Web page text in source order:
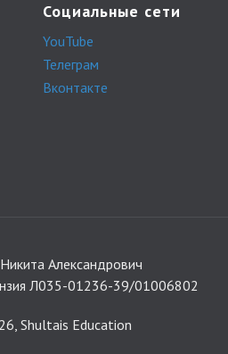
Социальные сети
YouTube
Телеграм
Вконтакте
Александрович
Л035-01236-39/01006802
Shultais Education